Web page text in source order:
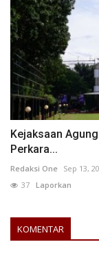
Kejaksaan
Perkara...
Redaksi One Sep 13,
37 Laporkan
KOMENTAR